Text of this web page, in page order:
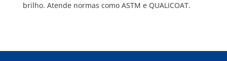
brilho. Atende normas como ASTM e QUALICOAT.